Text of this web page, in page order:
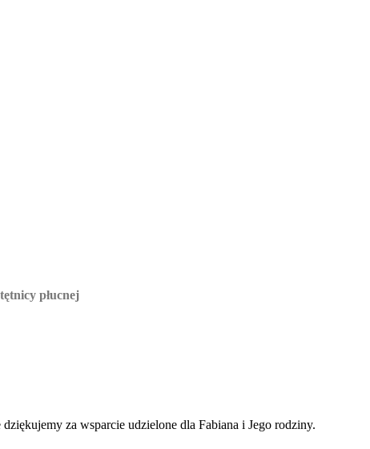
płucnej
za wsparcie udzielone dla Fabiana i Jego rodziny.